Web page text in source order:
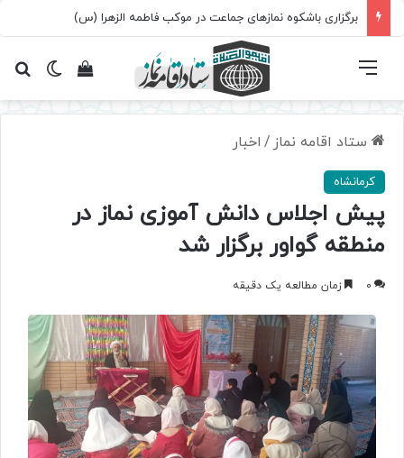
برگزاری باشکوه نمازهای جماعت در موکب فاطمه الزهرا (س)
تغییرمشاهده فهرست
ستاد اقامه نماز / اخبار
کرمانشاه
پیش اجلاس دانش آموزی نماز در
منطقه گواور برگزار شد
0 زمان مطالعه یک دقیقه